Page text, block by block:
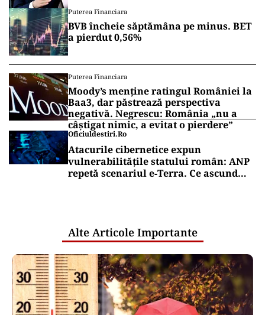
Vrei să fii mereu la curent cu toate știrile? Urmărește
Puterea.ro și pe canalul de WhatsApp
Presiune pe Nicușor Dan din partea
PNL. Liberalii cer desemnarea de
urgență a unui nou premier: „Trebuie
să iasă fum alb de la Cotroceni!”
POLITICĂ
câștigă românii din decizia agenției de
rating: „Perspectiva rămâne
rezervată”
Moody’s menține ratingul României la
Baa3, dar păstrează perspectiva
negativă. Negrescu: România „nu a
câștigat nimic, a evitat o pierdere”
Oficiuldestiri.ro